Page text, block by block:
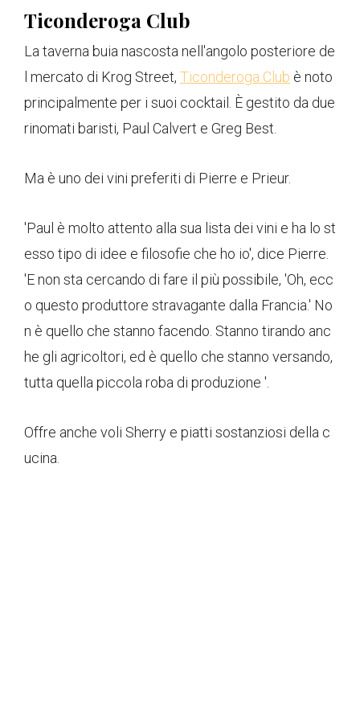
Ticonderoga Club
La taverna buia nascosta nell'angolo posteriore de
l mercato di Krog Street, Ticonderoga Club è noto
principalmente per i suoi cocktail. È gestito da due
rinomati baristi, Paul Calvert e Greg Best.
Ma è uno dei vini preferiti di Pierre e Prieur.
'Paul è molto attento alla sua lista dei vini e ha lo st
esso tipo di idee e filosofie che ho io', dice Pierre.
'E non sta cercando di fare il più possibile, 'Oh, ecc
o questo produttore stravagante dalla Francia.' No
n è quello che stanno facendo. Stanno tirando anc
he gli agricoltori, ed è quello che stanno versando,
tutta quella piccola roba di produzione '.
Offre anche voli Sherry e piatti sostanziosi della c
ucina.